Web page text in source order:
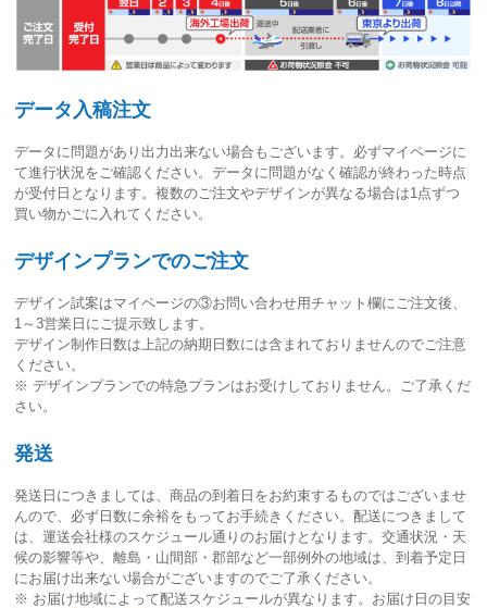
データ入稿注文
データに問題があり出力出来ない場合もございます。必ずマイページに
て進行状況をご確認ください。データに問題がなく確認が終わった時点
が受付日 となります。複数のご注文やデザインが異なる場合は1点ずつ
買い物かごに入れてください。
デザインプランでのご注文
デザイン試案はマイページの③お問い合わせ用チャット欄にご注文後、
1～3営業日 にご提示致します。
デザイン制作日数は上記の納期日数には含まれておりませんのでご注意
ください。
※ デザインプランでの特急プランはお受けしておりません。ご了承くだ
さい。
発送
発送日につきましては、商品の到着日をお約束するものではございませ
んので、必ず日数に余裕をもってお手続きください。配送につきまして
は、運送会社様のスケジュール通りのお届けとなります。交通状況・天
候の影響等や、離島・山間部・郡部など一部例外の地域は、到着予定日
にお届け出来ない場合がございますのでご了承ください。
※ お届け地域によって配送スケジュールが異なります。お届け日の目安